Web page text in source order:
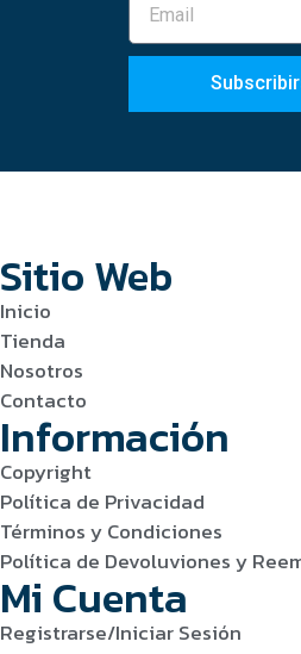
Sitio Web
Inicio
Tienda
Nosotros
Contacto
Información
Copyright
Política de Privacidad
Términos y Condiciones
Política de Devoluviones y
Mi Cuenta
Registrarse/Iniciar Sesión